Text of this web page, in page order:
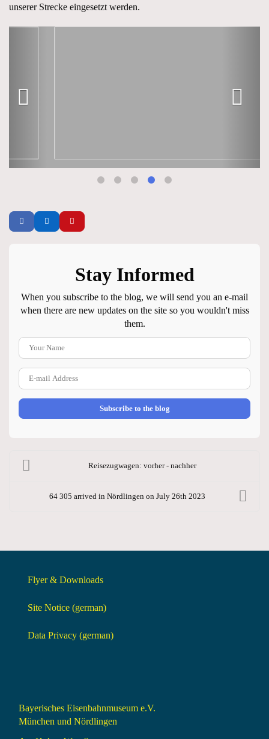
unserer Strecke eingesetzt werden.
Stay Informed
When you subscribe to the blog, we will send you an e-mail
when there are new updates on the site so you wouldn't miss
them.
Subscribe to the blog
Reisezugwagen: vorher - nachher
64 305 arrived in Nördlingen on July 26th 2023
Flyer & Downloads
Site Notice (german)
Data Privacy (german)
Bayerisches Eisenbahnmuseum e.V.
München und Nördlingen